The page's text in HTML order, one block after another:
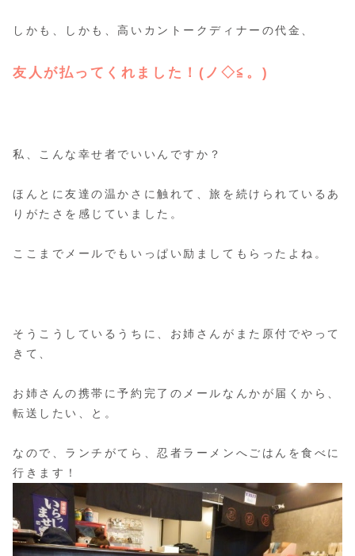
しかも、しかも、高いカントークディナーの代金、
友人が払ってくれました！(ノ◇≦。)
私、こんな幸せ者でいいんですか？
ほんとに友達の温かさに触れて、旅を続けられているあ
りがたさを感じていました。
ここまでメールでもいっぱい励ましてもらったよね。
そうこうしているうちに、お姉さんがまた原付でやって
きて、
お姉さんの携帯に予約完了のメールなんかが届くから、
転送したい、と。
なので、ランチがてら、忍者ラーメンへごはんを食べに
行きます！